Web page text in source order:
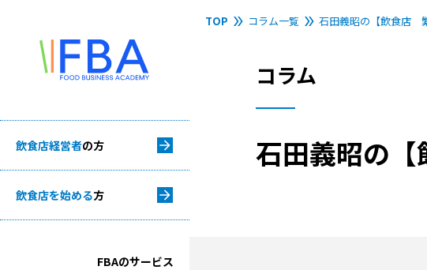
飲食店経営者の方
飲食店を始める方
FBAのサービス
TOP コラム一覧 石田義昭の【飲食店
コラム
石田義昭の